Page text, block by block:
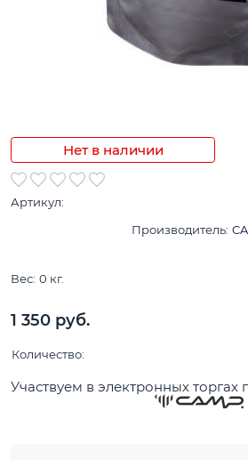
Нет в наличии
Артикул:
Производитель:
Вес: 0 кг.
1 350 руб.
Количество:
Участвуем в электронных